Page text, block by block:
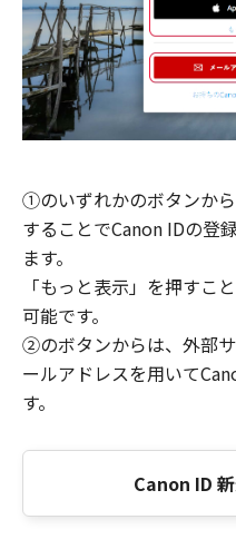
①のいずれかのボタンか
することでCanon IDの登
ます。
「もっと表示」を押すこ
可能です。
②のボタンからは、外部
ールアドレスを用いて
す。
Canon ID